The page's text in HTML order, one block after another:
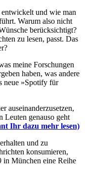
und wie man
Warum also nicht
berücksichtigt?
zu lesen, passt. Das
meine Forschungen
haben, was andere
neue »Spotify für
auseinanderzusetzen,
Leuten genauso geht
Ihr dazu mehr lesen)
und zu
konsumieren,
in München eine Reihe